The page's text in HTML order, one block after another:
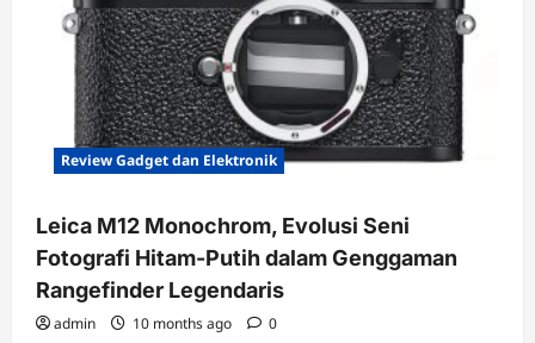
Review Gadget dan Elektronik
Leica M12 Monochrom, Evolusi Seni
Fotografi Hitam-Putih dalam Genggaman
Rangefinder Legendaris
admin 10 months ago 0